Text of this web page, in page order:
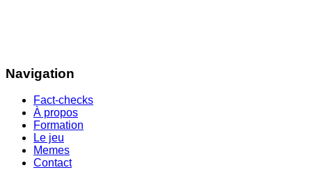
Navigation
Fact-checks
À propos
Formation
Le jeu
Memes
Contact